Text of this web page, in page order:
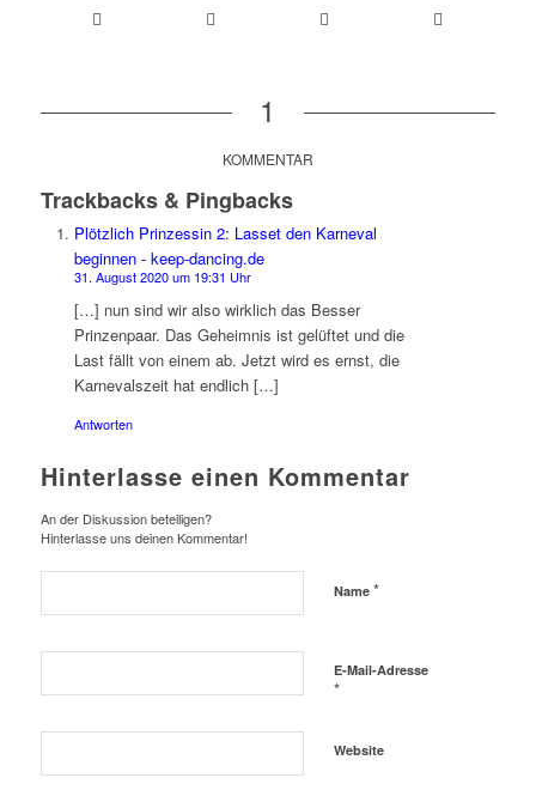
1
KOMMENTAR
Trackbacks & Pingbacks
Plötzlich Prinzessin 2: Lasset den Karneval
beginnen - keep-dancing.de
sagt:
31. August 2020 um 19:31 Uhr
[…] nun sind wir also wirklich das Besser
Prinzenpaar. Das Geheimnis ist gelüftet und die
Last fällt von einem ab. Jetzt wird es ernst, die
Karnevalszeit hat endlich […]
Antworten
Hinterlasse einen Kommentar
An der Diskussion beteiligen?
Hinterlasse uns deinen Kommentar!
Name *
E-Mail-Adresse
*
Website